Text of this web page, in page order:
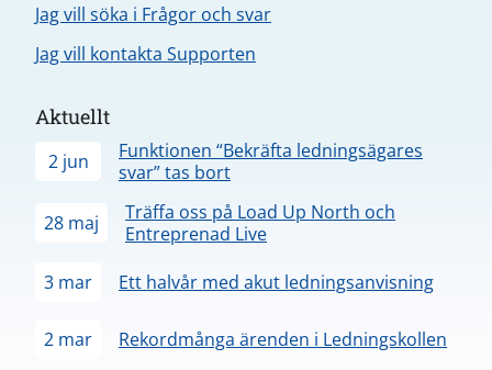
Jag vill söka i Frågor och svar
Jag vill kontakta Supporten
Aktuellt
2 jun
Funktionen “Bekräfta ledningsägares
svar” tas bort
28 maj
Träffa oss på Load Up North och
Entreprenad Live
3 mar
Ett halvår med akut ledningsanvisning
2 mar Rekordmånga ärenden i Ledningskollen